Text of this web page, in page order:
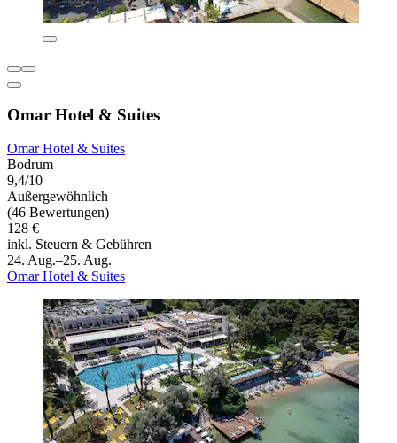
Omar Hotel & Suites
Omar Hotel & Suites
Bodrum
9,4/10
Außergewöhnlich
(46 Bewertungen)
128 €
inkl. Steuern & Gebühren
24. Aug.–25. Aug.
Omar Hotel & Suites